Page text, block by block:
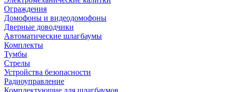
Ограждения
Домофоны и видеодомофоны
Дверные доводчики
Автоматические шлагбаумы
Комплекты
Тумбы
Стрелы
Устройства безопасности
Радиоуправление
Комплектующие для шлагбаумов